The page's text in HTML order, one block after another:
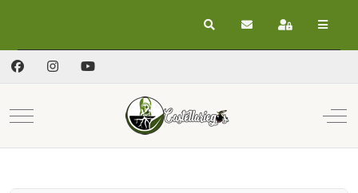
BuscarSuscribirse a las
Registrarse
Mobile Menu Toggle